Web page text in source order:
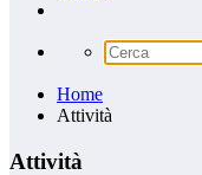
Home
Attività
Attività